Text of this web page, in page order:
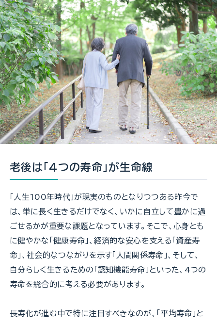
老後は「4つの寿命」が生命線
「人生100年時代」が現実のものとなりつつある昨今で
は、単に長く生きるだけでなく、いかに自立して豊かに過
ごせるかが重要な課題となっています。そこで、心身とも
に健やかな「健康寿命」、経済的な安心を支える「資産寿
命」、社会的なつながりを示す「人間関係寿命」、そして、
自分らしく生きるための「認知機能寿命」といった、4つの
寿命を総合的に考える必要があります。
長寿化が進む中で特に注目すべきなのが、「平均寿命」と